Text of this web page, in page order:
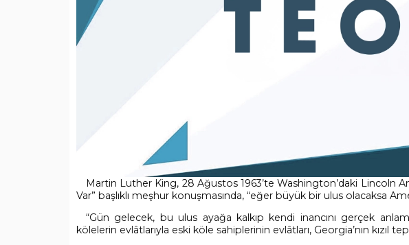
Martin Luther King, 28 Ağustos 1963’te Washington’daki Lincoln
Var” başlıklı meşhur konuşmasında, “eğer büyük bir ulus olacaksa
“Gün gelecek, bu ulus ayağa kalkıp kendi inancını gerçek
kölelerin evlâtlarıyla eski köle sahiplerinin evlâtları, Georgia’nın kızıl